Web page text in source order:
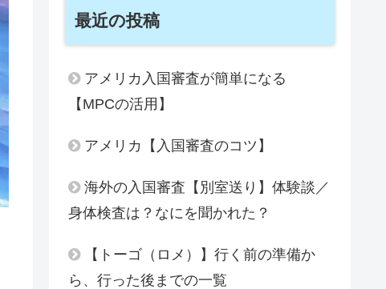
最近の投稿
アメリカ入国審査が簡単になる
【MPCの活用】
アメリカ【入国審査のコツ】
海外の入国審査【別室送り】体験談／
身体検査は？なにを聞かれた？
【トーゴ（ロメ）】行く前の準備か
ら、行った後までの一覧